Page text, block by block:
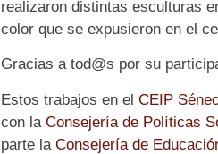
realizaron distintas esculturas
color que se expusieron en el
Gracias a tod@s por su
Estos trabajos en el CEIP
con la Consejería de Políticas
parte la Consejería de